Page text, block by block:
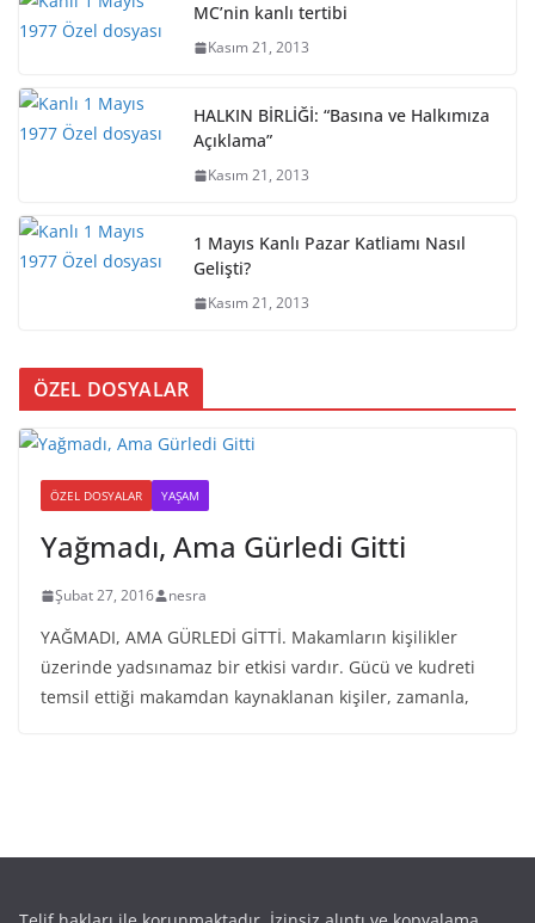
MC’nin kanlı tertibi
Kasım 21, 2013
HALKIN BİRLİĞİ: “Basına ve Halkımıza
Açıklama”
Kasım 21, 2013
1 Mayıs Kanlı Pazar Katliamı Nasıl
Gelişti?
Kasım 21, 2013
ÖZEL DOSYALAR
ÖZEL DOSYALAR YAŞAM
Yağmadı, Ama Gürledi Gitti
Şubat 27, 2016 nesra
YAĞMADI, AMA GÜRLEDİ GİTTİ. Makamların kişilikler
üzerinde yadsınamaz bir etkisi vardır. Gücü ve kudreti
temsil ettiği makamdan kaynaklanan kişiler, zamanla,